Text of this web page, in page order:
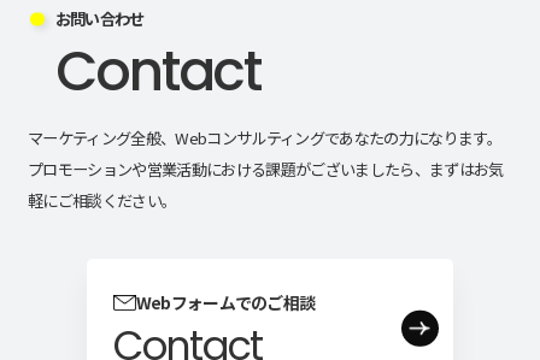
お問い合わせ
Contact
マーケティング全般、Webコンサルティングであなたの力になります。
プロモーションや営業活動における課題がございましたら、まずはお気
軽にご相談ください。
Webフォームでのご相談
Contact